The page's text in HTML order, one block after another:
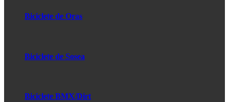
Biciclete de Oras
Biciclete de Sosea
Biciclete BMX/Dirt